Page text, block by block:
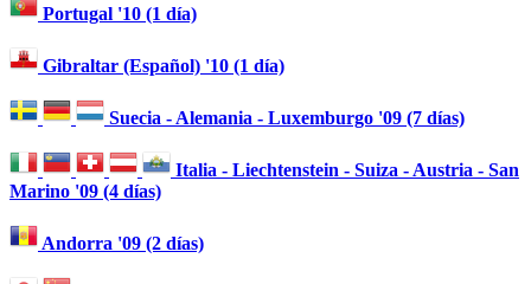
Portugal '10 (1 día)
Gibraltar (Español) '10 (1 día)
Suecia - Alemania - Luxemburgo '09 (7 días)
Italia - Liechtenstein - Suiza - Austria - San
Marino '09 (4 días)
Andorra '09 (2 días)